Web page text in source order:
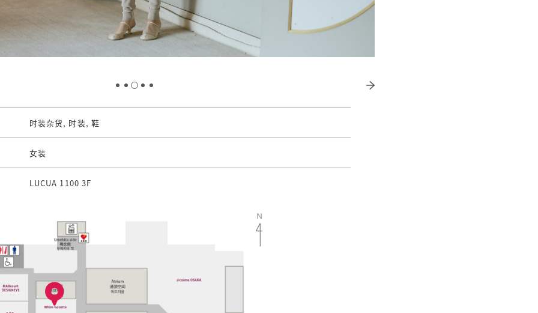
时装杂货, 时装, 鞋
女装
LUCUA 1100 3F